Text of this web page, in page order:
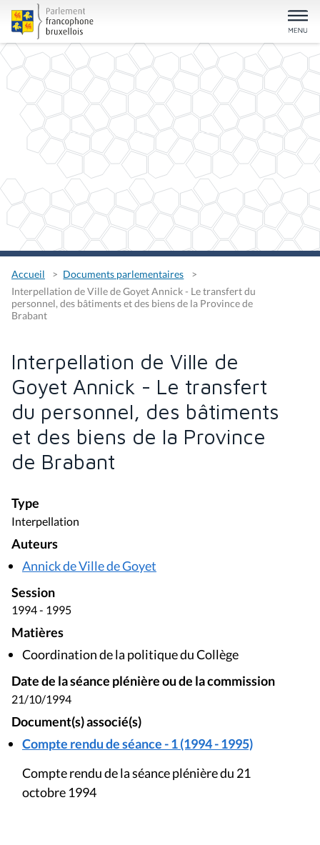
Accueil
Documents parlementaires
Interpellation de Ville de Goyet Annick - Le transfert du
personnel, des bâtiments et des biens de la Province de
Brabant
Interpellation de Ville de
Goyet Annick - Le transfert
du personnel, des bâtiments
et des biens de la Province
de Brabant
Type
Interpellation
Auteurs
Annick de Ville de Goyet
Session
1994 - 1995
Matières
Coordination de la politique du Collège
Date de la séance plénière ou de la commission
21/10/1994
Document(s) associé(s)
Compte rendu de séance - 1 (1994 - 1995)
Compte rendu de la séance plénière du 21
octobre 1994